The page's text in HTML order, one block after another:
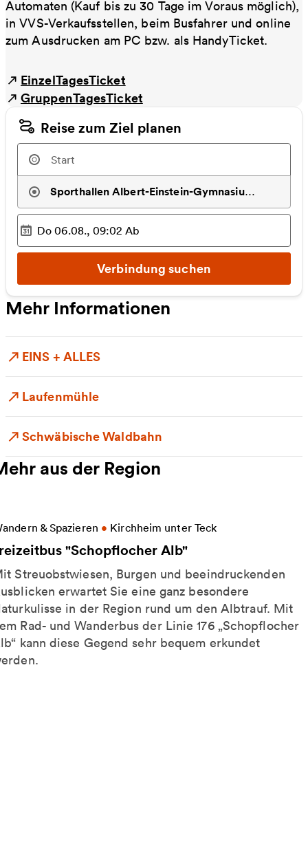
Automaten (Kauf bis zu 30 Tage im Voraus möglich),
in VVS-Verkaufsstellen, beim Busfahrer und online
zum Ausdrucken am PC bzw. als HandyTicket.
EinzelTagesTicket
GruppenTagesTicket
Reise zum Ziel planen
Sporthallen Albert-Einstein-Gymnasium,
Ausgewählter Zeitpunkt
Do 06.08., 09:02 Ab
Verbindung suchen
Mehr Informationen
EINS + ALLES
Laufenmühle
Schwäbische Waldbahn
aus der Region
& Spazieren • Kirchheim unter Teck
"Schopflocher Alb"
Streuobstwiesen, Burgen und beeindruckenden
erwartet Sie eine ganz besondere
in der Region rund um den Albtrauf. Mit
Rad- und Wanderbus der Linie 176 „Schopflocher
kann diese Gegend sehr bequem erkundet
Informationen zu Freizeitbus "Schopflocher